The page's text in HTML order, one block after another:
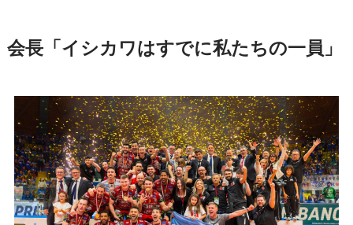
会長「イシカワはすでに私たちの一員」